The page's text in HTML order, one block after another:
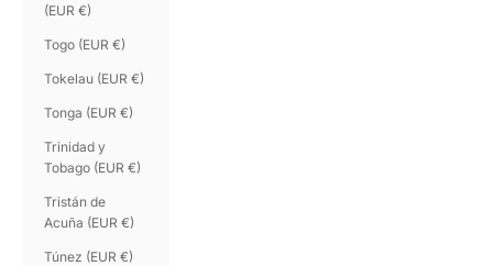
(EUR €)
Togo (EUR €)
Tokelau (EUR €)
Tonga (EUR €)
Trinidad y
Tobago (EUR €)
Tristán de
Acuña (EUR €)
Túnez (EUR €)